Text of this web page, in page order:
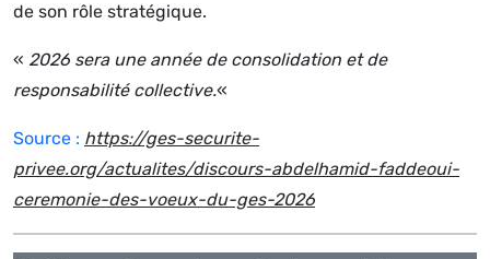
de son rôle stratégique.
« 2026 sera une année de consolidation et de
responsabilité collective.«
Source : https://ges-securite-
privee.org/actualites/discours-abdelhamid-faddeoui-
ceremonie-des-voeux-du-ges-2026